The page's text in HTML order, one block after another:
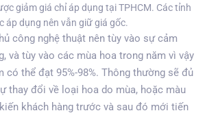
giảm giá chỉ áp dụng tại TPHCM. Các tỉnh
áp dụng nên vẫn giữ giá gốc.
công nghệ thuật nên tùy vào sự cảm
và tùy vào các mùa hoa trong năm vì vậy
có thể đạt 95%-98%. Thông thường sẽ đủ
thay đổi về loại hoa do mùa, hoặc màu
khách hàng trước và sau đó mới tiến